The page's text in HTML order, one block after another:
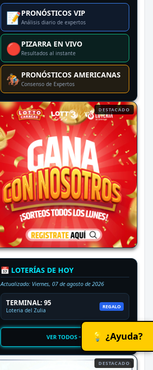
📝PRONÓSTICOS VIP
Análisis diario de expertos
🔴PIZARRA EN VIVO
Resultados al instante
🏇PRONÓSTICOS AMERICANAS
Consenso de Expertos
DESTACADO
📅 LOTERÍAS DE HOY
Actualizado: Viernes, 07 de agosto de 2026
TERMINAL: 95
Loteria del Zulia
REGALO
VER TODOS
DESTACADO
💡 ¿Ayuda?